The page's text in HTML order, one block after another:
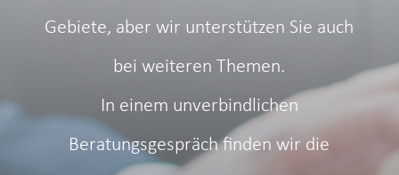
Gebiete, aber wir unterstützen Sie auch
bei weiteren Themen.
In einem unverbindlichen
Beratungsgespräch finden wir die